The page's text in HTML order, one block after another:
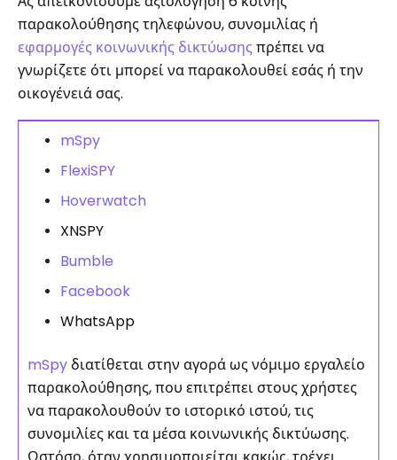
παρακολούθησης τηλεφώνου, συνομιλίας ή
εφαρμογές κοινωνικής δικτύωσηςπρέπει να
γνωρίζετε ότι μπορεί να παρακολουθεί εσάς ή την
οικογένειά σας.
mSpy
FlexiSPY
Hoverwatch
XNSPY
Bumble
Facebook
WhatsApp
mSpyδιατίθεται στην αγορά ως νόμιμο εργαλείο
παρακολούθησης, που επιτρέπει στους χρήστες
να παρακολουθούν το ιστορικό ιστού, τις
συνομιλίες και τα μέσα κοινωνικής δικτύωσης.